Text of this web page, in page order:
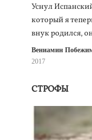
Уснул
который я
внук родился,
Вениамин
2017
СТРОФЫ